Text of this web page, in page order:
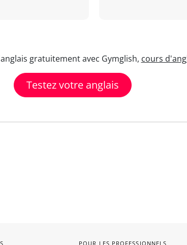
gratuitement avec Gymglish, cours
Testez votre anglais
POUR LES PROFESSIONNELS